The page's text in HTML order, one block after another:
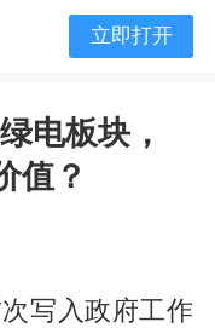
立即打开
电板块，
值？
写入政府工作